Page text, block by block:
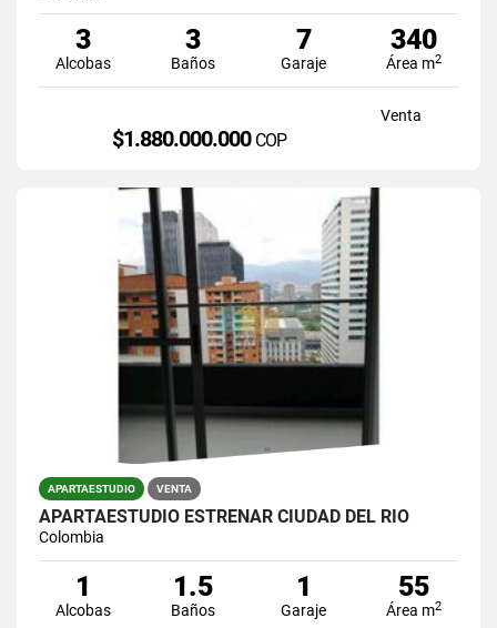
3
Alcobas
3
Baños
7
Garaje
340
Área m2
Venta
$1.880.000.000 COP
APARTAESTUDIO VENTA
APARTAESTUDIO ESTRENAR CIUDAD DEL RIO
Colombia
1
Alcobas
1.5
Baños
1
Garaje
55
Área m2